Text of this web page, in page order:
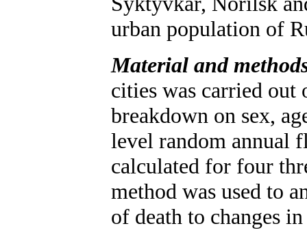
urban population of
Material and
cities was carried out
breakdown on sex,
level random annual
calculated for four
method was used to
of death to changes